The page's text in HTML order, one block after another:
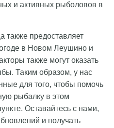
и активных рыболовов в
также предоставляет
в Новом Леушино и
также могут оказать
Таким образом, у нас
для того, чтобы помочь
рыбалку в этом
Оставайтесь с нами,
и получать